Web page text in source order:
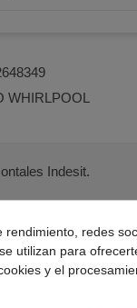
WHIRLPOOL
Indesit.
entre anclajes.
redes
utilizan para
y el